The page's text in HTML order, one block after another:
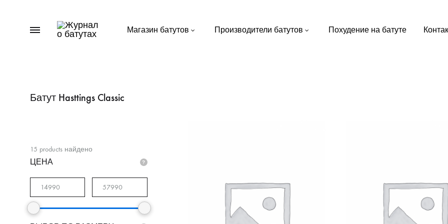
Menu
для
Магазин батутов Производители батутов Похудение на батуте
Батут Hasttings Classic
15 products найдено
ЦЕНА